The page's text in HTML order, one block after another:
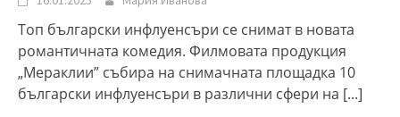
Топ български инфлуенсъри се снимат в новата
романтичната комедия. Филмовата продукция
„Мераклии” събира на снимачната площадка 10
български инфлуенсъри в различни сфери на [...]